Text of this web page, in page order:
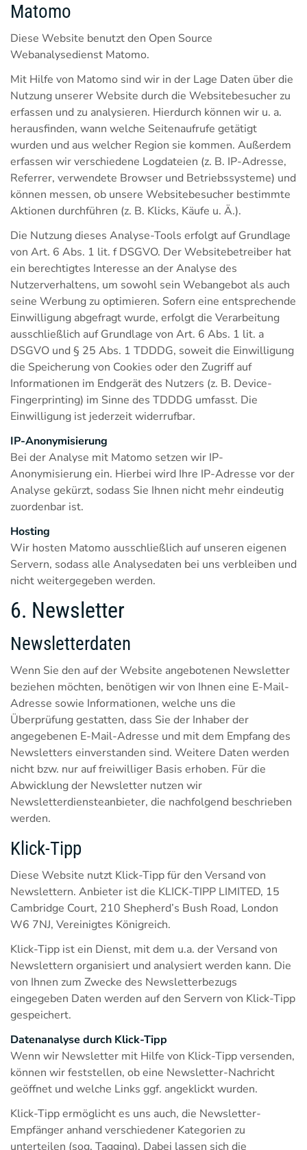
Matomo
Diese Website benutzt den Open Source
Webanalysedienst Matomo.
Mit Hilfe von Matomo sind wir in der Lage Daten über die
Nutzung unserer Website durch die Websitebesucher zu
erfassen und zu analysieren. Hierdurch können wir u. a.
herausfinden, wann welche Seitenaufrufe getätigt
wurden und aus welcher Region sie kommen. Außerdem
erfassen wir verschiedene Logdateien (z. B. IP-Adresse,
Referrer, verwendete Browser und Betriebssysteme) und
können messen, ob unsere Websitebesucher bestimmte
Aktionen durchführen (z. B. Klicks, Käufe u. Ä.).
Die Nutzung dieses Analyse-Tools erfolgt auf Grundlage
von Art. 6 Abs. 1 lit. f DSGVO. Der Websitebetreiber hat
ein berechtigtes Interesse an der Analyse des
Nutzerverhaltens, um sowohl sein Webangebot als auch
seine Werbung zu optimieren. Sofern eine entsprechende
Einwilligung abgefragt wurde, erfolgt die Verarbeitung
ausschließlich auf Grundlage von Art. 6 Abs. 1 lit. a
DSGVO und § 25 Abs. 1 TDDDG, soweit die Einwilligung
die Speicherung von Cookies oder den Zugriff auf
Informationen im Endgerät des Nutzers (z. B. Device-
Fingerprinting) im Sinne des TDDDG umfasst. Die
Einwilligung ist jederzeit widerrufbar.
IP-Anonymisierung
Bei der Analyse mit Matomo setzen wir IP-
Anonymisierung ein. Hierbei wird Ihre IP-Adresse vor der
Analyse gekürzt, sodass Sie Ihnen nicht mehr eindeutig
zuordenbar ist.
Hosting
Wir hosten Matomo ausschließlich auf unseren eigenen
Servern, sodass alle Analysedaten bei uns verbleiben und
nicht weitergegeben werden.
6. Newsletter
Newsletter­daten
Wenn Sie den auf der Website angebotenen Newsletter
beziehen möchten, benötigen wir von Ihnen eine E-Mail-
Adresse sowie Informationen, welche uns die
Überprüfung gestatten, dass Sie der Inhaber der
angegebenen E-Mail-Adresse und mit dem Empfang des
Newsletters einverstanden sind. Weitere Daten werden
nicht bzw. nur auf freiwilliger Basis erhoben. Für die
Abwicklung der Newsletter nutzen wir
Newsletterdiensteanbieter, die nachfolgend beschrieben
werden.
Klick-Tipp
Diese Website nutzt Klick-Tipp für den Versand von
Newslettern. Anbieter ist die KLICK-TIPP LIMITED, 15
Cambridge Court, 210 Shepherd’s Bush Road, London
W6 7NJ, Vereinigtes Königreich.
Klick-Tipp ist ein Dienst, mit dem u.a. der Versand von
Newslettern organisiert und analysiert werden kann. Die
von Ihnen zum Zwecke des Newsletterbezugs
eingegeben Daten werden auf den Servern von Klick-Tipp
gespeichert.
Datenanalyse durch Klick-Tipp
Wenn wir Newsletter mit Hilfe von Klick-Tipp versenden,
können wir feststellen, ob eine Newsletter-Nachricht
geöffnet und welche Links ggf. angeklickt wurden.
Klick-Tipp ermöglicht es uns auch, die Newsletter-
Empfänger anhand verschiedener Kategorien zu
unterteilen (sog. Tagging). Dabei lassen sich die